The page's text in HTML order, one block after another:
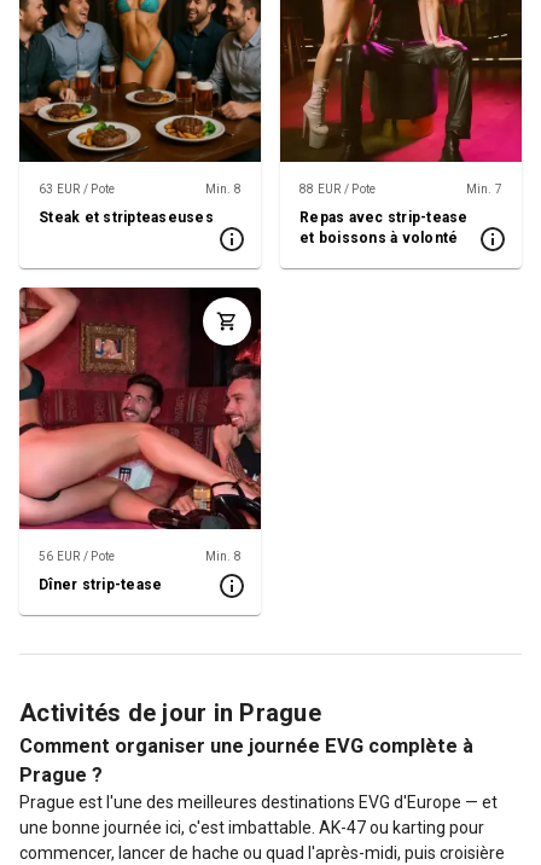
63 EUR / Pote Min. 8
Steak et stripteaseuses
88 EUR / Pote Min. 7
Repas avec strip-tease
et boissons à volonté
56 EUR / Pote Min. 8
Dîner strip-tease
Activités de jour in Prague
Comment organiser une journée EVG complète à
Prague ?
Prague est l'une des meilleures destinations EVG d'Europe — et
une bonne journée ici, c'est imbattable. AK-47 ou karting pour
commencer, lancer de hache ou quad l'après-midi, puis croisière